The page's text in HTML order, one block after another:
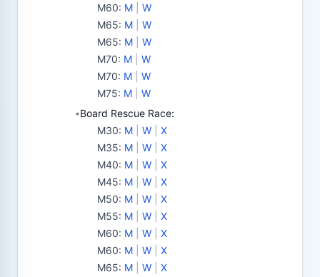
M60: M
W
M65: M
W
M65: M
W
M70: M
W
M70: M
W
M75: M W
•Board Rescue Race:
M30: M W
X
M35: M W
X
M40: M W
X
M45: M W
X
M50: M W
X
M55: M W
X
M60: M W
X
M60: M W
X
M65: M W
X